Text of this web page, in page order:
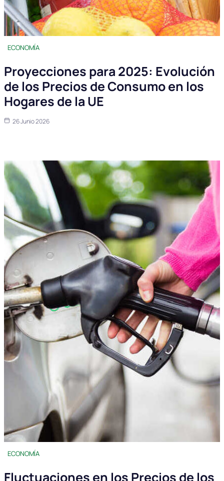
ECONOMÍA
Proyecciones para 2025: Evolución
de los Precios de Consumo en los
Hogares de la UE
26 Junio 2026
ECONOMÍA
Fluctuaciones en los Precios de los